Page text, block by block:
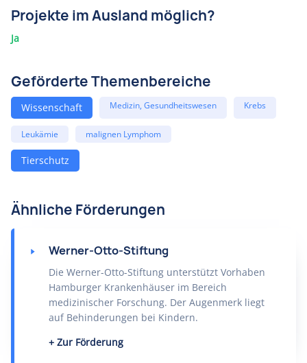
Projekte im Ausland möglich?
Ja
Geförderte Themenbereiche
Wissenschaft Medizin, Gesundheitswesen Krebs
Leukämie malignen Lymphom
Tierschutz
Ähnliche Förderungen
Werner-Otto-Stiftung
Die Werner-Otto-Stiftung unterstützt Vorhaben
Hamburger Krankenhäuser im Bereich
medizinischer Forschung. Der Augenmerk liegt
auf Behinderungen bei Kindern.
Zur Förderung